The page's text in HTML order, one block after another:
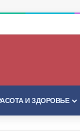
И ЗДОРОВЬЕ